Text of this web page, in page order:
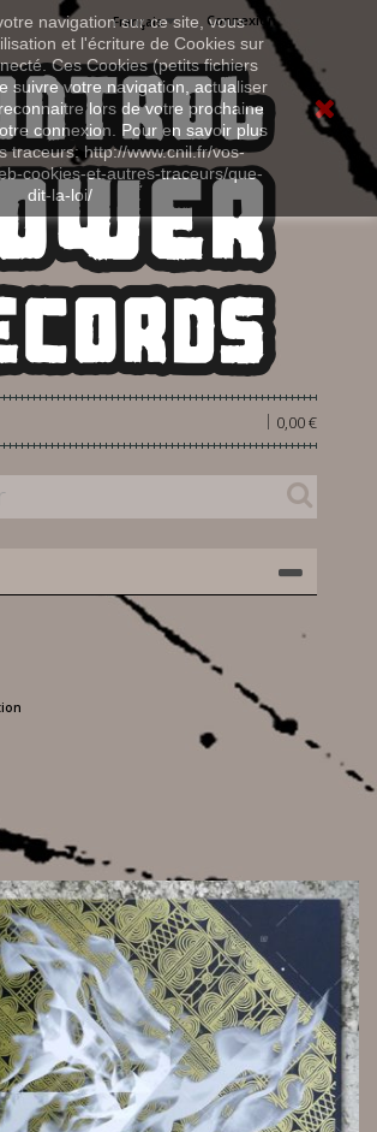
navigation sur ce site, vous
et l'écriture de Cookies sur
Ces Cookies (petits fichiers
suivre votre navigation, actualiser
lors de votre prochaine
connexion. Pour en savoir plus
traceurs: http://www.cnil.fr/vos-
cookies-et-autres-traceurs/que-
dit-la-loi/
Connexion
Français
0,00 €
|